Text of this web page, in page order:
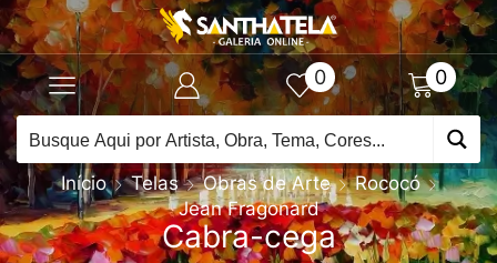
0 0
Início Telas Obras de Arte
Rococó
Jean Fragonard
Cabra-cega